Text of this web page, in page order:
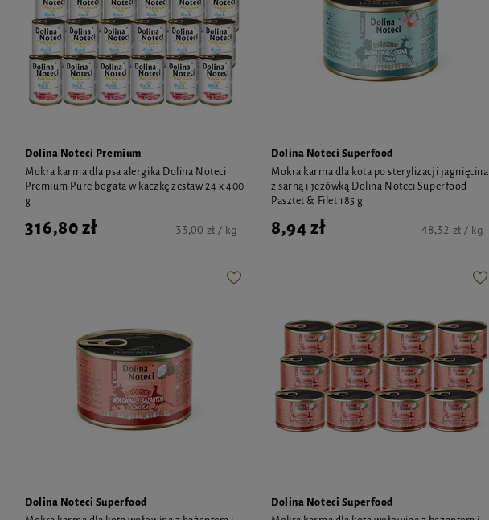
Dolina Noteci Premium
Mokra karma dla psa alergika Dolina Noteci
Premium Pure bogata w kaczkę zestaw 24 x 400
g
316,80 zł 33,00 zł / kg
Dolina Noteci Superfood
Mokra karma dla kota po sterylizacji jagnięcina
z sarną i jeżówką Dolina Noteci Superfood
Pasztet & Filet 185 g
8,94 zł 48,32 zł / kg
Dolina Noteci Superfood
Dolina Noteci Superfood